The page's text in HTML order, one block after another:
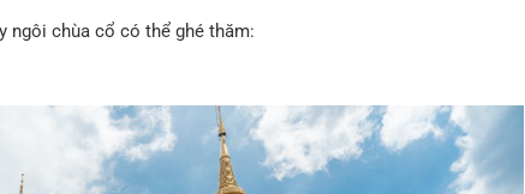
ngôi chùa cổ có thể ghé thăm: